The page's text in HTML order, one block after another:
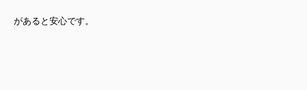
があると安心です。